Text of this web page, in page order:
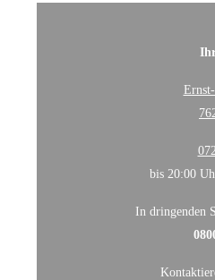
bis 20:00
In dringenden